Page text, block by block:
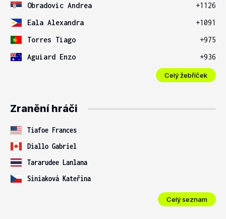
Obradovic Andrea
+1126
Eala Alexandra
+1091
Torres Tiago
+975
Aguiard Enzo
+936
Celý žebříček
Zranění hráči
Tiafoe Frances
Diallo Gabriel
Tararudee Lanlana
Siniaková Kateřina
Celý seznam